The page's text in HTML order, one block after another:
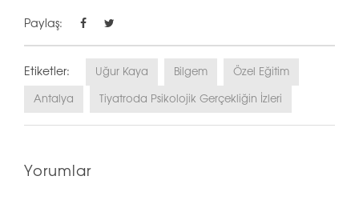
Paylaş:
Etiketler: Uğur Kaya Bilgem Özel Eğitim
Antalya Tiyatroda Psikolojik Gerçekliğin İzleri
Yorumlar